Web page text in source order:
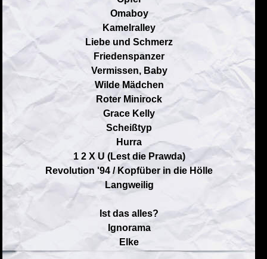
Omaboy
Kamelralley
Liebe und Schmerz
Friedenspanzer
Vermissen, Baby
Wilde Mädchen
Roter Minirock
Grace Kelly
Scheißtyp
Hurra
1 2 X U (Lest die Prawda)
Revolution '94 / Kopfüber in die Hölle
Langweilig
Ist das alles?
Ignorama
Elke